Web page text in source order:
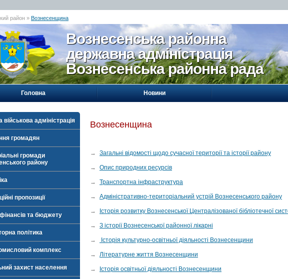
район » Вознесенщина
Вознесенська районна
державна адміністрація
Вознесенська районна рада
Головна Новини
військова адміністрація
громадян
громади
району
пропозиції
та бюджету
політика
комплекс
захист населення
Вознесенщина
→ Загальні відомості щодо сучасної території та історії району
→ Опис природних ресурсів
→ Транспортна інфраструктура
→ Адміністративно-територіальний устрій Вознесенського району
→ Історія розвитку Вознесенської Централізованої бібліотечної
→ З історії Вознесенської районної лікарні
→ Історія культурно-освітньої діяльності Вознесенщини
→ Літературне життя Вознесенщини
→ Історія освітньої діяльності Вознесенщини